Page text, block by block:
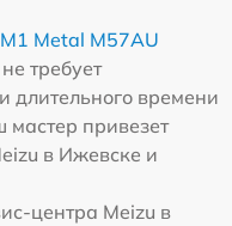
Metal M57AU
требует
длительного времени
мастер привезет
в Ижевске и
центра Meizu в